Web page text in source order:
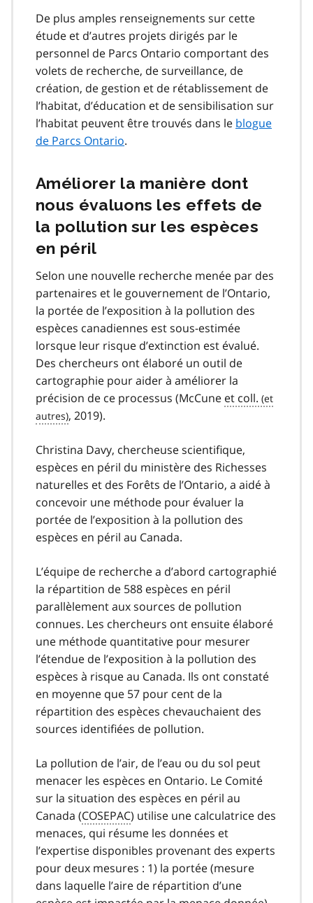
De plus amples renseignements sur cette
étude et d’autres projets dirigés par le
personnel de Parcs Ontario comportant des
volets de recherche, de surveillance, de
création, de gestion et de rétablissement de
l’habitat, d’éducation et de sensibilisation sur
l’habitat peuvent être trouvés dans le blogue
de Parcs Ontario.
Améliorer la manière dont
nous évaluons les effets de
la pollution sur les espèces
en péril
Selon une nouvelle recherche menée par des
partenaires et le gouvernement de l’Ontario,
la portée de l’exposition à la pollution des
espèces canadiennes est sous-estimée
lorsque leur risque d’extinction est évalué.
Des chercheurs ont élaboré un outil de
cartographie pour aider à améliorer la
précision de ce processus (McCune et coll.
, 2019).
Christina Davy, chercheuse scientifique,
espèces en péril du ministère des Richesses
naturelles et des Forêts de l’Ontario, a aidé à
concevoir une méthode pour évaluer la
portée de l’exposition à la pollution des
espèces en péril au Canada.
L’équipe de recherche a d’abord cartographié
la répartition de 588 espèces en péril
parallèlement aux sources de pollution
connues. Les chercheurs ont ensuite élaboré
une méthode quantitative pour mesurer
l’étendue de l’exposition à la pollution des
espèces à risque au Canada. Ils ont constaté
en moyenne que 57 pour cent de la
répartition des espèces chevauchaient des
sources identifiées de pollution.
La pollution de l’air, de l’eau ou du sol peut
menacer les espèces en Ontario. Le Comité
sur la situation des espèces en péril au
Canada (COSEPAC) utilise une calculatrice des
menaces, qui résume les données et
l’expertise disponibles provenant des experts
pour deux mesures : 1) la portée (mesure
dans laquelle l’aire de répartition d’une